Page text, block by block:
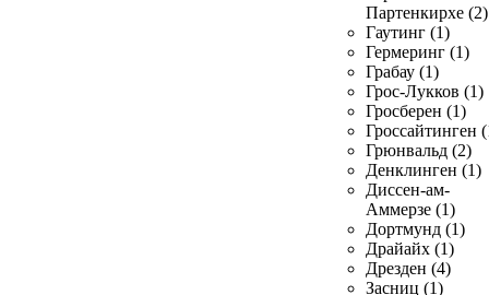
Партенкирхе (2)
Гаутинг (1)
Гермеринг (1)
Грабау (1)
Грос-Лукков (1)
Гросберен (1)
Гроссайтинген
Грюнвальд (2)
Денклинген (1)
Диссен-ам-
Аммерзе (1)
Дортмунд (1)
Драйайх (1)
Дрезден (4)
Засниц (1)